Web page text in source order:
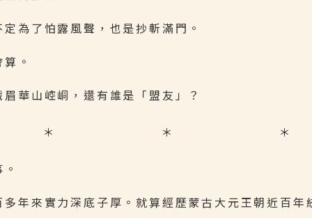
為了怕露風聲，也是抄斬滿門。
。
華山崆峒，還有誰是「盟友」？
＊ ＊ ＊
年來實力深底子厚。就算經歷蒙古大元王朝近百年